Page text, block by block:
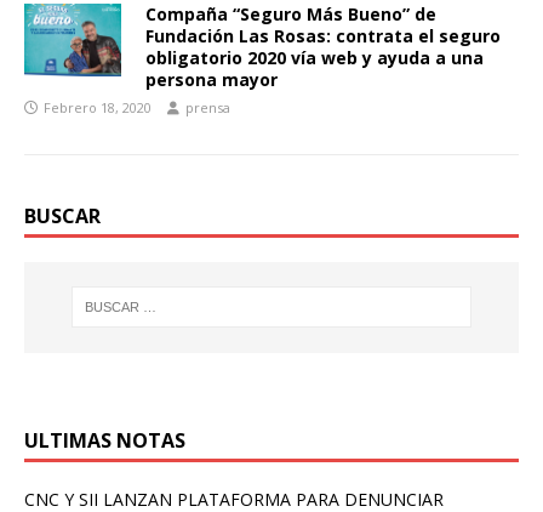
Compaña “Seguro Más Bueno” de
Fundación Las Rosas: contrata el seguro
obligatorio 2020 vía web y ayuda a una
persona mayor
Febrero 18, 2020 prensa
BUSCAR
ULTIMAS NOTAS
CNC Y SII LANZAN PLATAFORMA PARA DENUNCIAR